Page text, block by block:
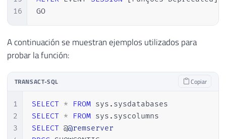
16
GO
A continuación se muestran ejemplos utilizados para
probar la función:
TRANSACT-SQL Copiar
1
2
3
SELECT * FROM sys .
SELECT * FROM sys .
SELECT @@remserver